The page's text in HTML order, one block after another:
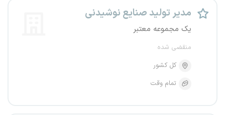
مدیر تولید صنایع نوشیدنی
یک مجموعه معتبر
منقضی شده
کل کشور
تمام وقت